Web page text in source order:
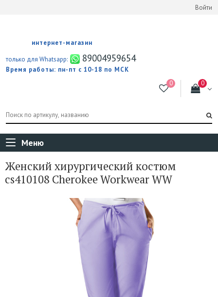
Войти
интернет-магазин
только для Whatsapp:
89004959654
Время работы: пн-пт с 10-18 по МСК
Меню
Женский хирургический костюм
cs410108 Cherokee Workwear WW